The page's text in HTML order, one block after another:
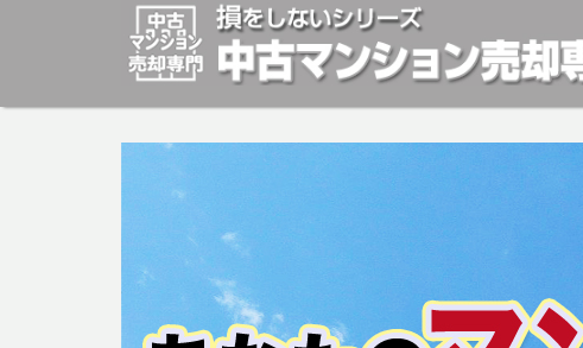
マンションの「売却」は「個人」の方々が、「買取」は不動産や
安めの売却金額と言われています。マンションの売却をご検討中